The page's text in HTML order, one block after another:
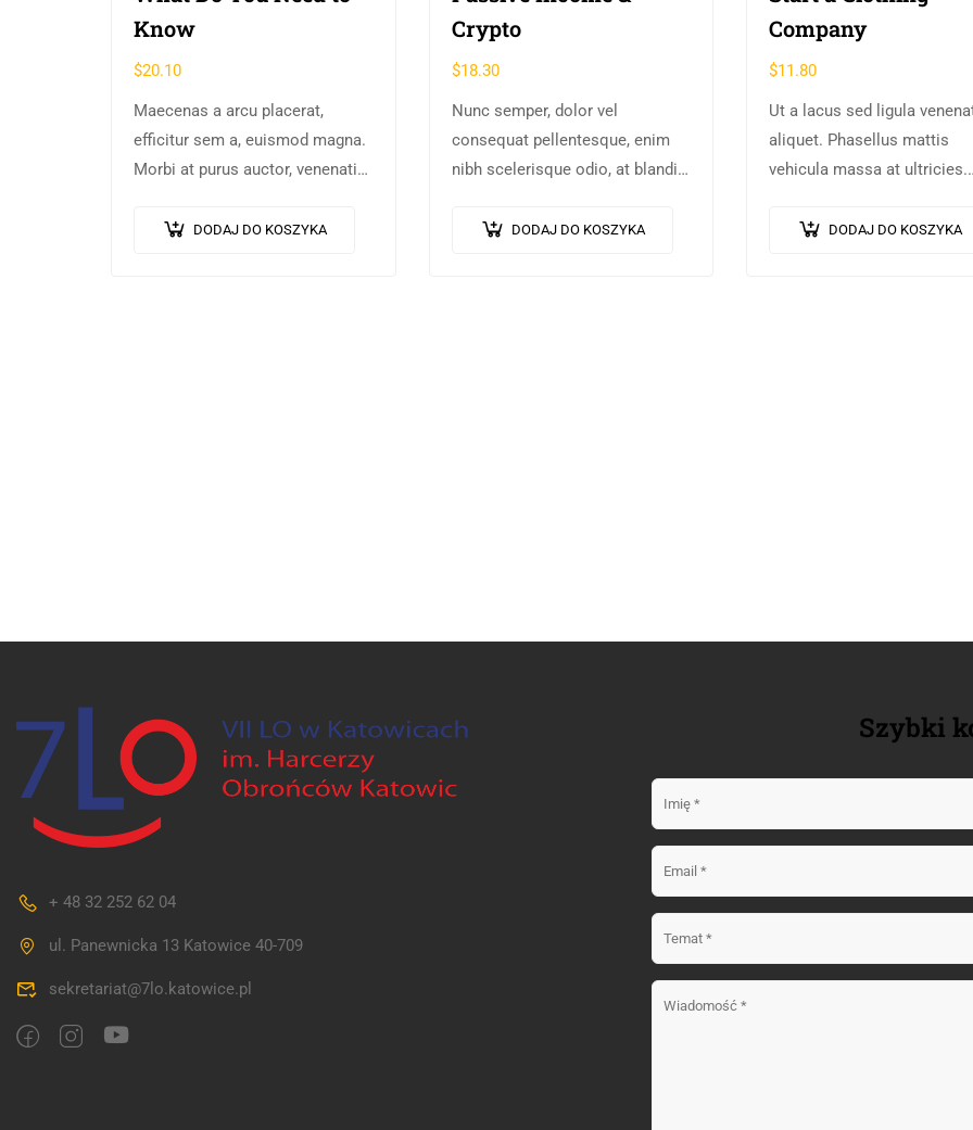
Know
$20.10
Maecenas a arcu placerat,
efficitur sem a, euismod magna.
Morbi at purus auctor, venenatis
Pellentesque bibendum orci non
DODAJ DO KOSZYKA
Crypto
$18.30
Nunc semper, dolor vel
consequat pellentesque, enim
nibh scelerisque odio, at blandit
dictum risus ex, quis scelerisque
DODAJ DO KOSZYKA
Company
$11.80
Ut a lacus sed ligula
aliquet. Phasellus mattis
vehicula massa at ultricies.
volutpat. Fusce ultrices
DODAJ DO KOSZYKA
+ 48 32 252 62 04
ul. Panewnicka 13 Katowice 40-709
sekretariat@7lo.katowice.pl
Szybki